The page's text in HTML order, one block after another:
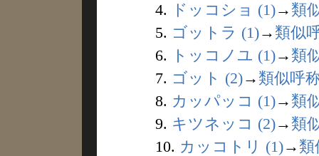
4.
ドッコショ (1)→ 類
5. ゴットラ (1)→ 類似
6.
トッコノユ (1)→ 類
7. ゴット (2)→ 類似呼
8. カッパッコ (1)→ 類
9. キツネッコ (2)→ 類
10. カッコトリ (1)→ 類